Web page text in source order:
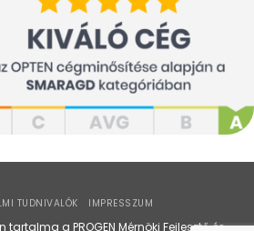
TUDNIVALÓK IMPRESSZUM
a PROGEN Mérnöki Fejlesztő és